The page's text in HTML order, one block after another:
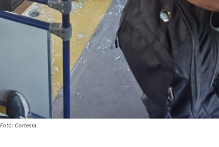
Foto: Cortesía.